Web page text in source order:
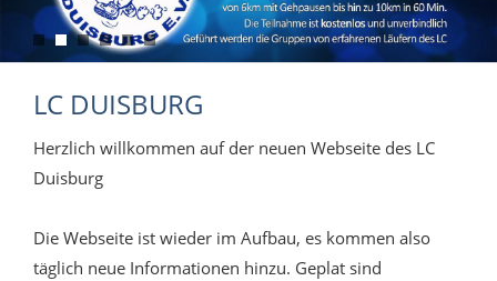
LC DUISBURG
Herzlich willkommen auf der neuen Webseite des LC
Duisburg
Die Webseite ist wieder im Aufbau, es kommen also
täglich neue Informationen hinzu. Geplat sind